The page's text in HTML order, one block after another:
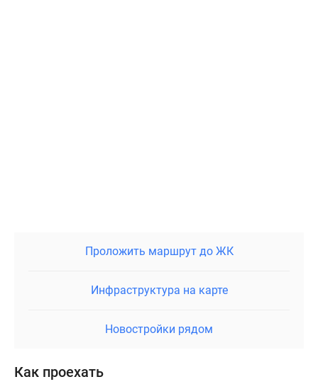
Проложить маршрут до ЖК
Инфраструктура на карте
Новостройки рядом
Как проехать